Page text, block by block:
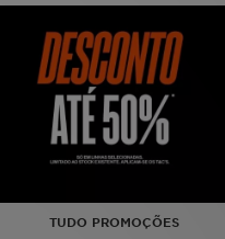
TUDO PROMOÇÕES